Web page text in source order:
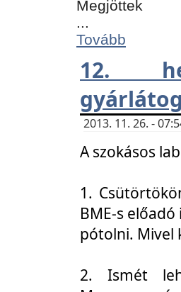
Megjöttek
...
Tovább
12.
2013. 11. 26. -
A szokásos
1.
BME-s
pótolni. Mivel
2. Ismét